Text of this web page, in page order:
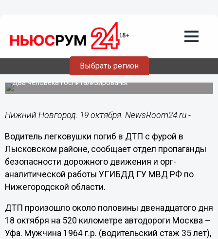
Выбрать регион
19.10.201710:52
Водитель легковушки погиб в ДТП с
фурой в Лысковском районе
Два человека госпитализированы.
Нижний Новгород. 19 октября. NewsRoom24.ru -
Водитель легковушки погиб в ДТП с фурой в
Лысковском районе, сообщает отдел пропаганды
безопасности дорожного движения и орг-
аналитической работы УГИБДД ГУ МВД РФ по
Нижегородской области.
ДТП произошло около половины двенадцатого дня
18 октября на 520 километре автодороги Москва –
Уфа. Мужчина 1964 г.р. (водительский стаж 35 лет),